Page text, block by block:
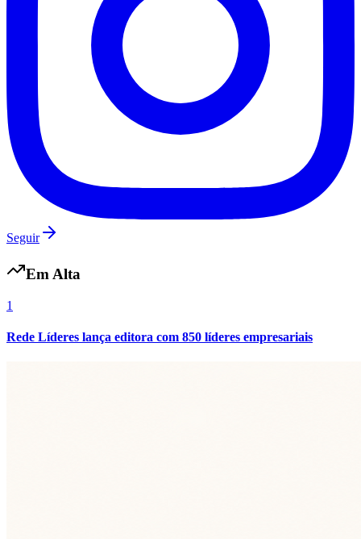
Seguir
Em Alta
1
Rede Líderes lança editora com 850 líderes empresariais